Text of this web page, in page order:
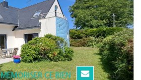
MEMORISER CE BIEN